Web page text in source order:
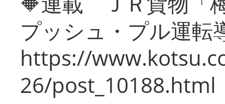
プッシュ・プル運転
https://
26/post_10188.html